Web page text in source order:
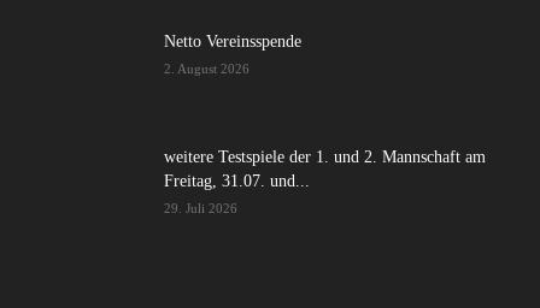
Netto Vereinsspende
2. August 2026
weitere Testspiele der 1. und 2. Mannschaft am
Freitag, 31.07. und...
29. Juli 2026